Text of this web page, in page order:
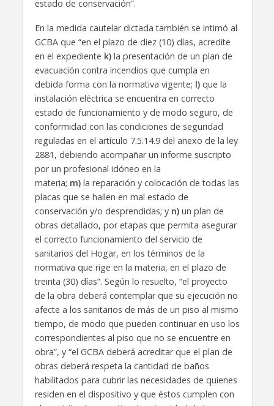
estado de conservación”.
En la medida cautelar dictada también se intimó al
GCBA que “en el plazo de diez (10) días, acredite
en el expediente k)la presentación de un plan de
evacuación contra incendios que cumpla en
debida forma con la normativa vigente; l)que la
instalación eléctrica se encuentra en correcto
estado de funcionamiento y de modo seguro, de
conformidad con las condiciones de seguridad
reguladas en el artículo 7.5.14.9 del anexo de la ley
2881, debiendo acompañar un informe suscripto
por un profesional idóneo en la
materia; m)la reparación y colocación de todas las
placas que se hallen en mal estado de
conservación y/o desprendidas; y n) un plan de
obras detallado, por etapas que permita asegurar
el correcto funcionamiento del servicio de
sanitarios del Hogar, en los términos de la
normativa que rige en la materia, en el plazo de
treinta (30) días”. Según lo resuelto, “el proyecto
de la obra deberá contemplar que su ejecución no
afecte a los sanitarios de más de un piso al mismo
tiempo, de modo que pueden continuar en uso los
correspondientes al piso que no se encuentre en
obra”, y “el GCBA deberá acreditar que el plan de
obras deberá respeta la cantidad de baños
habilitados para cubrir las necesidades de quienes
residen en el dispositivo y que éstos cumplen con